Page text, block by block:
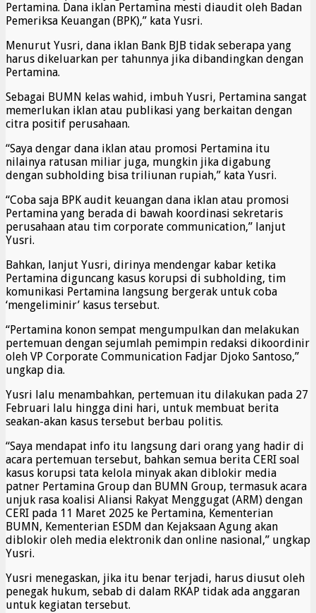
Pertamina. Dana iklan Pertamina mesti diaudit oleh Badan
Pemeriksa Keuangan (BPK),” kata Yusri.
Menurut Yusri, dana iklan Bank BJB tidak seberapa yang
harus dikeluarkan per tahunnya jika dibandingkan dengan
Pertamina.
Sebagai BUMN kelas wahid, imbuh Yusri, Pertamina sangat
memerlukan iklan atau publikasi yang berkaitan dengan
citra positif perusahaan.
“Saya dengar dana iklan atau promosi Pertamina itu
nilainya ratusan miliar juga, mungkin jika digabung
dengan subholding bisa triliunan rupiah,” kata Yusri.
“Coba saja BPK audit keuangan dana iklan atau promosi
Pertamina yang berada di bawah koordinasi sekretaris
perusahaan atau tim corporate communication,” lanjut
Yusri.
Bahkan, lanjut Yusri, dirinya mendengar kabar ketika
Pertamina diguncang kasus korupsi di subholding, tim
komunikasi Pertamina langsung bergerak untuk coba
‘mengeliminir’ kasus tersebut.
“Pertamina konon sempat mengumpulkan dan melakukan
pertemuan dengan sejumlah pemimpin redaksi dikoordinir
oleh VP Corporate Communication Fadjar Djoko Santoso,”
ungkap dia.
Yusri lalu menambahkan, pertemuan itu dilakukan pada 27
Februari lalu hingga dini hari, untuk membuat berita
seakan-akan kasus tersebut berbau politis.
“Saya mendapat info itu langsung dari orang yang hadir di
acara pertemuan tersebut, bahkan semua berita CERI soal
kasus korupsi tata kelola minyak akan diblokir media
patner Pertamina Group dan BUMN Group, termasuk acara
unjuk rasa koalisi Aliansi Rakyat Menggugat (ARM) dengan
CERI pada 11 Maret 2025 ke Pertamina, Kementerian
BUMN, Kementerian ESDM dan Kejaksaan Agung akan
diblokir oleh media elektronik dan online nasional,” ungkap
Yusri.
Yusri menegaskan, jika itu benar terjadi, harus diusut oleh
penegak hukum, sebab di dalam RKAP tidak ada anggaran
untuk kegiatan tersebut.